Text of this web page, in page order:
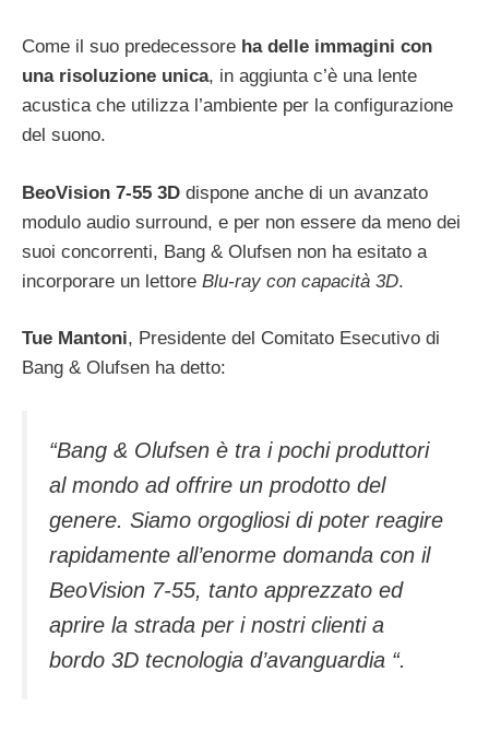
Come il suo predecessore ha delle immagini con
una risoluzione unica, in aggiunta c’è una lente
acustica che utilizza l’ambiente per la configurazione
del suono.
BeoVision 7-55 3D dispone anche di un avanzato
modulo audio surround, e per non essere da meno dei
suoi concorrenti, Bang & Olufsen non ha esitato a
incorporare un lettore Blu-ray con capacità 3D.
Tue Mantoni, Presidente del Comitato Esecutivo di
Bang & Olufsen ha detto:
“Bang & Olufsen è tra i pochi produttori
al mondo ad offrire un prodotto del
genere. Siamo orgogliosi di poter reagire
rapidamente all’enorme domanda con il
BeoVision 7-55, tanto apprezzato ed
aprire la strada per i nostri clienti a
bordo 3D tecnologia d’avanguardia “.